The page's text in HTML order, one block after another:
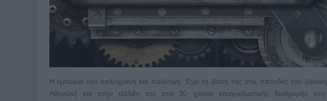
Η εμπειρία του πολύχρονη και πολύτιμη. Έχει τη βάση της στις σπουδές του
Αθηνών) και στην εξέλιξή της στα 30 χρόνια επαγγελματικής διαδρομής